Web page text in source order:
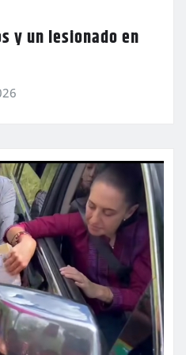
y un lesionado en